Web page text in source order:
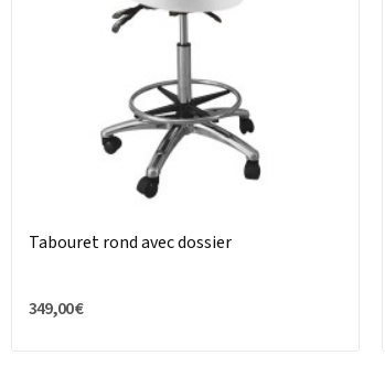
Tabouret rond avec dossier
349,00 €